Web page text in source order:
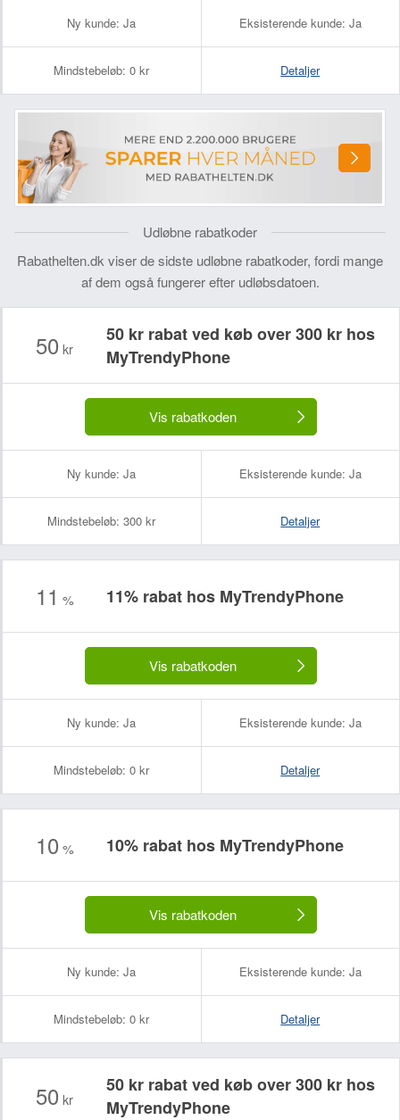
Ny kunde: Ja Eksisterende kunde: Ja
Mindstebeløb: 0 kr Detaljer
Udløbne rabatkoder
Rabathelten.dk viser de sidste udløbne rabatkoder, fordi mange
af dem også fungerer efter udløbsdatoen.
50 kr
50 kr rabat ved køb over 300 kr hos
MyTrendyPhone
Vis rabatkoden
Ny kunde: Ja Eksisterende kunde: Ja
Mindstebeløb: 300 kr Detaljer
11 % 11% rabat hos MyTrendyPhone
Vis rabatkoden
Ny kunde: Ja Eksisterende kunde: Ja
Mindstebeløb: 0 kr Detaljer
10 % 10% rabat hos MyTrendyPhone
Vis rabatkoden
Ny kunde: Ja Eksisterende kunde: Ja
Mindstebeløb: 0 kr Detaljer
50 kr
50 kr rabat ved køb over 300 kr hos
MyTrendyPhone